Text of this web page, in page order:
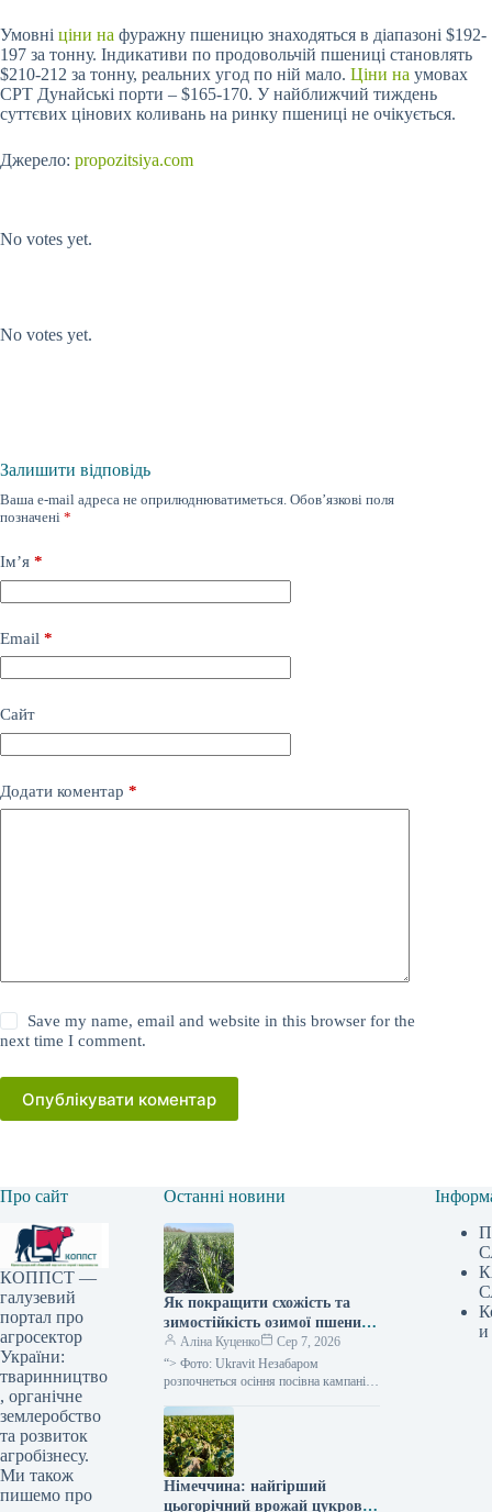
Умовні ціни на фуражну пшеницю знаходяться в діапазоні $192-
197 за тонну. Індикативи по продовольчій пшениці становлять
$210-212 за тонну, реальних угод по ній мало. Ціни на умовах
СРТ Дунайські порти – $165-170. У найближчий тиждень
суттєвих цінових коливань на ринку пшениці не очікується.
Джерело: propozitsiya.com
No votes yet.
No votes yet.
Залишити відповідь
Ваша e-mail адреса не оприлюднюватиметься. Обов’язкові поля
позначені *
Ім’я *
Email *
Сайт
Додати коментар *
Save my name, email and website in this browser for the
next time I comment.
Опублікувати коментар
Про сайт
КОППСТ —
галузевий
портал про
агросектор
України:
тваринництво
, органічне
землеробство
та розвиток
агробізнесу.
Ми також
пишемо про
Останні новини
Як покращити схожість та
зимостійкість озимої пшениці,
роз’яснили в Ukravit —
SuperAgronom.com
Аліна Куценко
Сер 7, 2026
“> Фото: Ukravit Незабаром
розпочнеться осіння посівна кампанія
паралельно з традиційним
підживленням, спеціалісти компанії
Ukravit
Німеччина: найгірший
цьогорічний врожай цукрових
и